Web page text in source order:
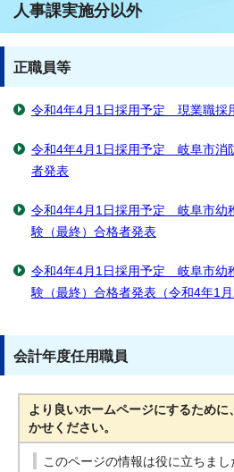
人事課実施分以外
正職員等
令和4年4月1日採用予定 現業職
令和4年4月1日採用予定 岐阜市
者発表
令和4年4月1日採用予定 岐阜市
験（最終）合格者発表
令和4年4月1日採用予定 岐阜市
験（最終）合格者発表（令和4年1月
会計年度任用職員
より良いホームページにするため
かせください。
このページの情報は役に立ちまし